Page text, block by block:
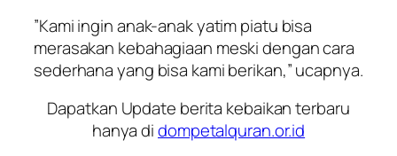
”Kami ingin anak-anak yatim piatu bisa
merasakan kebahagiaan meski dengan cara
sederhana yang bisa kami berikan,” ucapnya.
Dapatkan Update berita kebaikan terbaru
hanya didompetalquran.or.id